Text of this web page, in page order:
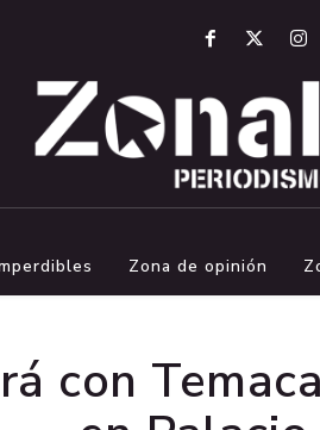
Zona de opinión
con